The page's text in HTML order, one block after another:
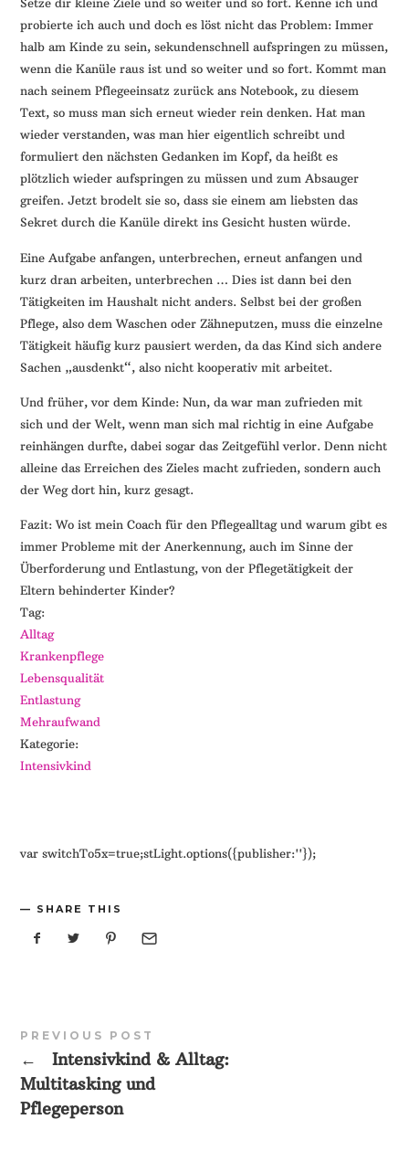
Setze dir kleine Ziele und so weiter und so fort. Kenne ich und
probierte ich auch und doch es löst nicht das Problem: Immer
halb am Kinde zu sein, sekundenschnell aufspringen zu müssen,
wenn die Kanüle raus ist und so weiter und so fort. Kommt man
nach seinem Pflegeeinsatz zurück ans Notebook, zu diesem
Text, so muss man sich erneut wieder rein denken. Hat man
wieder verstanden, was man hier eigentlich schreibt und
formuliert den nächsten Gedanken im Kopf, da heißt es
plötzlich wieder aufspringen zu müssen und zum Absauger
greifen. Jetzt brodelt sie so, dass sie einem am liebsten das
Sekret durch die Kanüle direkt ins Gesicht husten würde.
Eine Aufgabe anfangen, unterbrechen, erneut anfangen und
kurz dran arbeiten, unterbrechen … Dies ist dann bei den
Tätigkeiten im Haushalt nicht anders. Selbst bei der großen
Pflege, also dem Waschen oder Zähneputzen, muss die einzelne
Tätigkeit häufig kurz pausiert werden, da das Kind sich andere
Sachen „ausdenkt“, also nicht kooperativ mit arbeitet.
Und früher, vor dem Kinde: Nun, da war man zufrieden mit
sich und der Welt, wenn man sich mal richtig in eine Aufgabe
reinhängen durfte, dabei sogar das Zeitgefühl verlor. Denn nicht
alleine das Erreichen des Zieles macht zufrieden, sondern auch
der Weg dort hin, kurz gesagt.
Fazit: Wo ist mein Coach für den Pflegealltag und warum gibt es
immer Probleme mit der Anerkennung, auch im Sinne der
Überforderung und Entlastung, von der Pflegetätigkeit der
Eltern behinderter Kinder?
Tag:
Alltag
Krankenpflege
Lebensqualität
Entlastung
Mehraufwand
Kategorie:
Intensivkind
var switchTo5x=true;stLight.options({publisher:''});
SHARE THIS
PREVIOUS POST
←
Intensivkind & Alltag:
Multitasking und
Pflegeperson